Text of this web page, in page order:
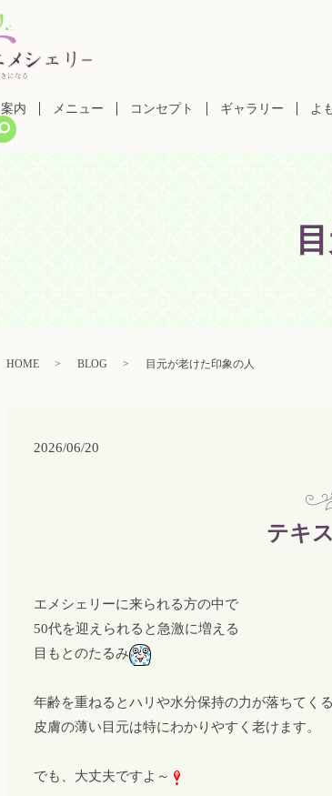
内 メニュー コンセプト ギャラリー よ
HOME BLOG 目元が老けた印象の人
2026/06/20
テキ
エメシェリーに来られる方の中で
50代を迎えられると急激に増える
目もとのたるみ
年齢を重ねるとハリや水分保持の力が落ちてく
皮膚の薄い目元は特にわかりやすく老けます。
でも、大丈夫ですよ～